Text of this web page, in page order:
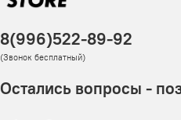
8(996)522-89-92
(Звонок бесплатный)
Остались вопросы -